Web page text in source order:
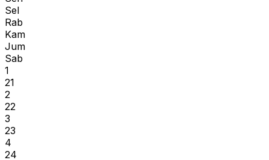
Sel
Rab
Kam
Jum
Sab
1
21
2
22
3
23
4
24